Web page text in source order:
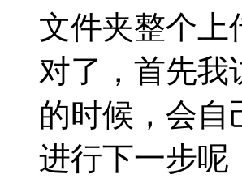
文件夹整个上
对了，首先我
的时候，会自
进行下一步呢